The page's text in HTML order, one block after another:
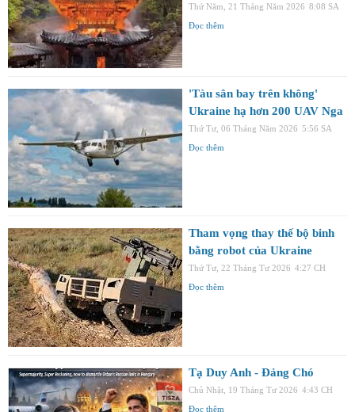
Thứ Năm, 21 Tháng Năm 2026 8:08 SA
Đọc thêm
'Tàu sân bay trên không'
Ukraine hạ hơn 200 UAV Nga
Thứ Tư, 06 Tháng Năm 2026 5:56 SA
Đọc thêm
Tham vọng thay thế bộ binh
bằng robot của Ukraine
Thứ Tư, 22 Tháng Tư 2026 4:27 CH
Đọc thêm
Tạ Duy Anh - Đảng Chó
Chủ Nhật, 19 Tháng Tư 2026 4:43 CH
Đọc thêm